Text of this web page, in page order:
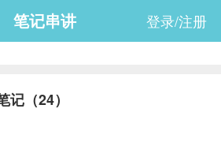
笔记串讲 登录/注册
记（24）